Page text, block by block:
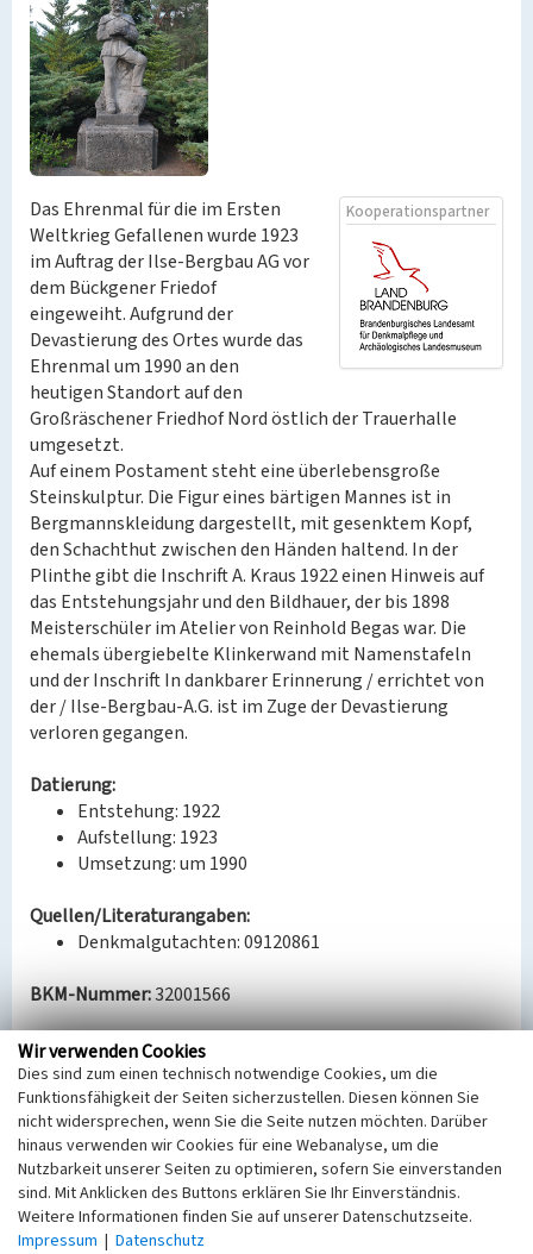
Kooperationspartner
Das Ehrenmal für die im Ersten
Weltkrieg Gefallenen wurde 1923
im Auftrag der Ilse-Bergbau AG vor
dem Bückgener Friedof
eingeweiht. Aufgrund der
Devastierung des Ortes wurde das
Ehrenmal um 1990 an den
heutigen Standort auf den
Großräschener Friedhof Nord östlich der Trauerhalle
umgesetzt.
Auf einem Postament steht eine überlebensgroße
Steinskulptur. Die Figur eines bärtigen Mannes ist in
Bergmannskleidung dargestellt, mit gesenktem Kopf,
den Schachthut zwischen den Händen haltend. In der
Plinthe gibt die Inschrift A. Kraus 1922 einen Hinweis auf
das Entstehungsjahr und den Bildhauer, der bis 1898
Meisterschüler im Atelier von Reinhold Begas war. Die
ehemals übergiebelte Klinkerwand mit Namenstafeln
und der Inschrift In dankbarer Erinnerung / errichtet von
der / Ilse-Bergbau-A.G. ist im Zuge der Devastierung
verloren gegangen.
Datierung:
Entstehung: 1922
Aufstellung: 1923
Umsetzung: um 1990
Quellen/Literaturangaben:
Denkmalgutachten: 09120861
BKM-Nummer:32001566
(Erfassungsprojekt Lausitz, BLDAM 2023)
Gefallenenehrenmal Friedhof-Nord
Schlagwörter
Friedhof
Ort
Großräschen
Wir verwenden Cookies
Dies sind zum einen technisch notwendige Cookies, um die
Funktionsfähigkeit der Seiten sicherzustellen. Diesen können Sie
nicht widersprechen, wenn Sie die Seite nutzen möchten. Darüber
hinaus verwenden wir Cookies für eine Webanalyse, um die
Nutzbarkeit unserer Seiten zu optimieren, sofern Sie einverstanden
sind. Mit Anklicken des Buttons erklären Sie Ihr Einverständnis.
Weitere Informationen finden Sie auf unserer Datenschutzseite.
Impressum | Datenschutz